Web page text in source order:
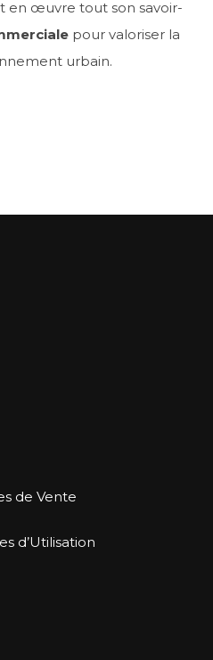
en œuvre tout son savoir-
pour valoriser la
urbain.
de Vente
d’Utilisation